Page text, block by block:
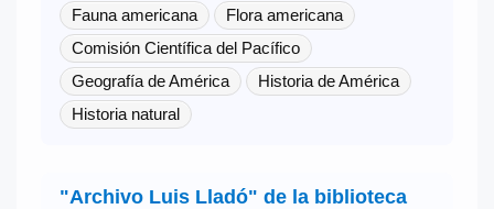
Fauna americana
Flora americana
Comisión Científica del Pacífico
Geografía de América
Historia de América
Historia natural
"Archivo Luis Lladó" de la biblioteca